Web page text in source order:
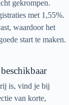
gekrompen.
met 1,55%.
waardoor het
start te maken.
is, vind je bij
van korte,